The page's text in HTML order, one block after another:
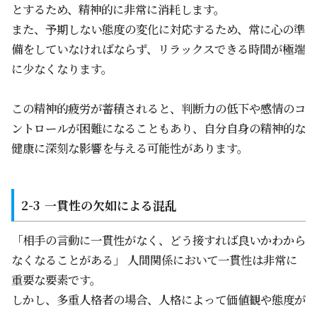
とするため、精神的に非常に消耗します。
また、予期しない態度の変化に対応するため、常に心の準
備をしていなければならず、リラックスできる時間が極端
に少なくなります。
この精神的疲労が蓄積されると、判断力の低下や感情のコ
ントロールが困難になることもあり、自分自身の精神的な
健康に深刻な影響を与える可能性があります。
一貫性の欠如による混乱
「相手の言動に一貫性がなく、どう接すれば良いかわから
なくなることがある」 人間関係において一貫性は非常に
重要な要素です。
しかし、多重人格者の場合、人格によって価値観や態度が